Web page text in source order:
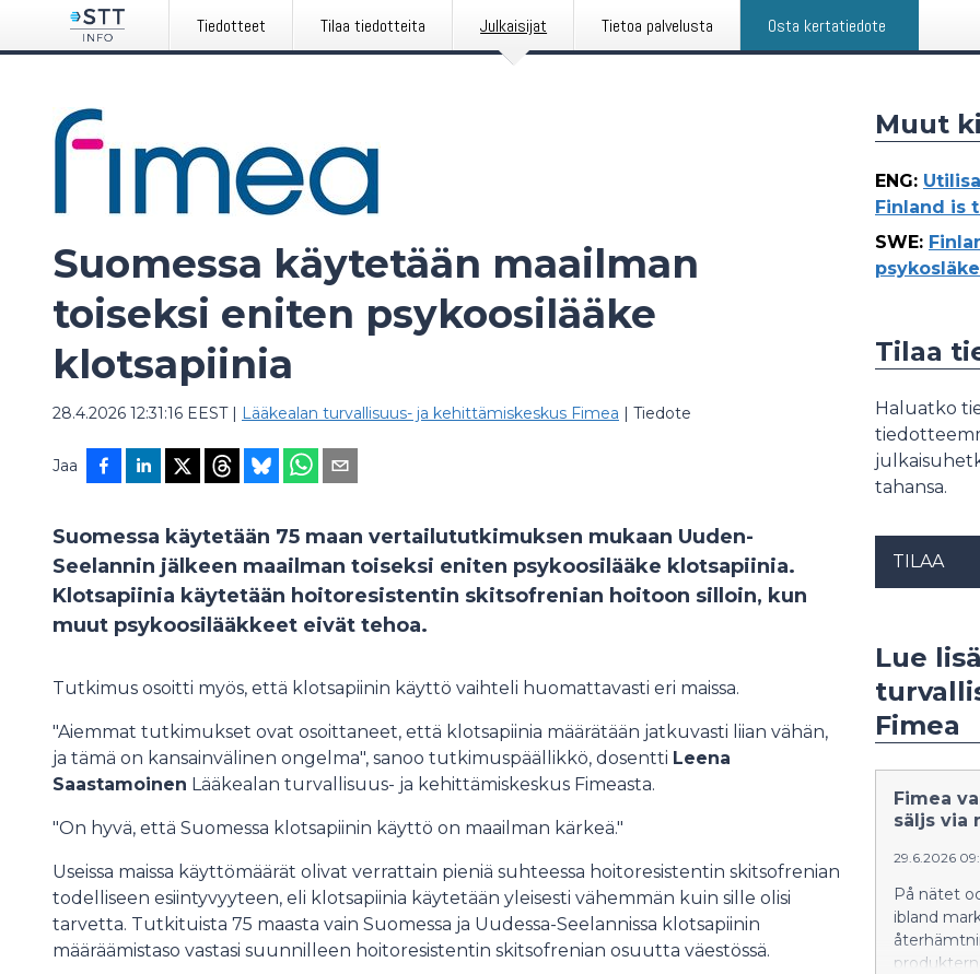
Tiedotteet Tilaa tiedotteita Julkaisijat Tietoa palvelusta Osta kertatiedote
Suomessa käytetään maailman
toiseksi eniten psykoosilääke
klotsapiinia
28.4.2026 12:31:16 EEST| Lääkealan turvallisuus- ja kehittämiskeskus Fimea | Tiedote
Jaa
Suomessa käytetään 75 maan vertailututkimuksen mukaan Uuden-
Seelannin jälkeen maailman toiseksi eniten psykoosilääke klotsapiinia.
Klotsapiinia käytetään hoitoresistentin skitsofrenian hoitoon silloin, kun
muut psykoosilääkkeet eivät tehoa.
Tutkimus osoitti myös, että klotsapiinin käyttö vaihteli huomattavasti eri maissa.
"Aiemmat tutkimukset ovat osoittaneet, että klotsapiinia määrätään jatkuvasti liian vähän,
ja tämä on kansainvälinen ongelma", sanoo tutkimuspäällikkö, dosentti Leena
Saastamoinen Lääkealan turvallisuus- ja kehittämiskeskus Fimeasta.
"On hyvä, että Suomessa klotsapiinin käyttö on maailman kärkeä."
Useissa maissa käyttömäärät olivat verrattain pieniä suhteessa hoitoresistentin skitsofrenian
todelliseen esiintyvyyteen, eli klotsapiinia käytetään yleisesti vähemmän kuin sille olisi
tarvetta. Tutkituista 75 maasta vain Suomessa ja Uudessa-Seelannissa klotsapiinin
määräämistaso vastasi suunnilleen hoitoresistentin skitsofrenian osuutta väestössä.
Muut
ENG:
Finland is
SWE:
Tilaa
Haluatko
tahansa.
TILAA
Lue
Fimea
Fimea
säljs via
29.6.2026
På nätet
ibland